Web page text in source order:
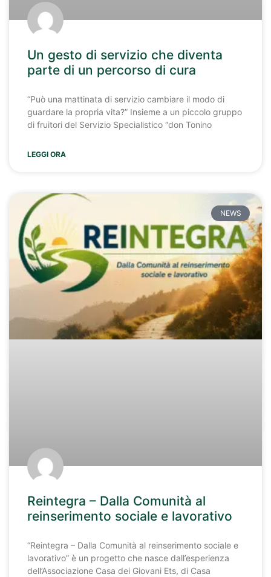
Un gesto di servizio che diventa
parte di un percorso di cura
“Può una mattinata di servizio cambiare il modo di
guardare la propria vita?” Insieme a un piccolo gruppo
di fruitori del Servizio Specialistico “don Tonino
LEGGI ORA
NEWS
Reintegra – Dalla Comunità al
reinserimento sociale e lavorativo
“Reintegra – Dalla Comunità al reinserimento sociale e
lavorativo” è un progetto che nasce dall’esperienza
dell’Associazione Casa dei Giovani Ets, di Casa